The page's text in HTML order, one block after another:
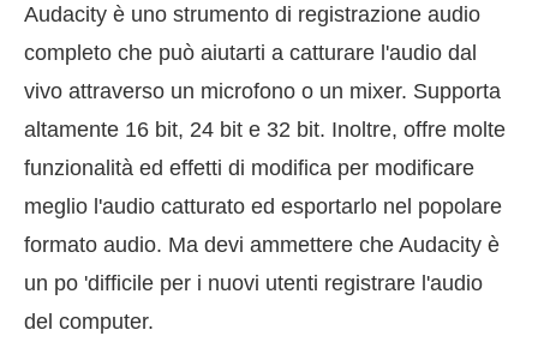
Audacity è uno strumento di registrazione audio
completo che può aiutarti a catturare l'audio dal
vivo attraverso un microfono o un mixer. Supporta
altamente 16 bit, 24 bit e 32 bit. Inoltre, offre molte
funzionalità ed effetti di modifica per modificare
meglio l'audio catturato ed esportarlo nel popolare
formato audio. Ma devi ammettere che Audacity è
un po 'difficile per i nuovi utenti registrare l'audio
del computer.